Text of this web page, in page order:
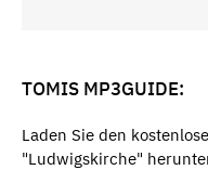
TOMIS MP3GUIDE:
Laden Sie den
"Ludwigskirche"